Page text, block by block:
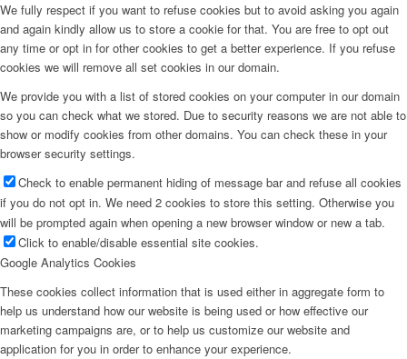
We fully respect if you want to refuse cookies but to avoid asking you again
and again kindly allow us to store a cookie for that. You are free to opt out
any time or opt in for other cookies to get a better experience. If you refuse
cookies we will remove all set cookies in our domain.
We provide you with a list of stored cookies on your computer in our domain
so you can check what we stored. Due to security reasons we are not able to
show or modify cookies from other domains. You can check these in your
browser security settings.
Check to enable permanent hiding of message bar and refuse all cookies
if you do not opt in. We need 2 cookies to store this setting. Otherwise you
will be prompted again when opening a new browser window or new a tab.
Click to enable/disable essential site cookies.
Google Analytics Cookies
These cookies collect information that is used either in aggregate form to
help us understand how our website is being used or how effective our
marketing campaigns are, or to help us customize our website and
application for you in order to enhance your experience.